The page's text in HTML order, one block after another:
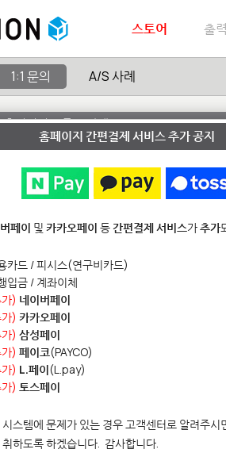
스토어 출
1:1 문의 A/S 사례
출력서비스 종료 안내
력******
류***
타**************
홈페이지 간편결제 서비스 추가 공지
페이 및 카카오페이 등간편결제 서비스가추가
카드 / 피시스(연구비카드)
입금 / 계좌이체
) 네이버페이
) 카카오페이
) 삼성페이
) 페이코(PAYCO)
) L.페이(L.pay)
) 토스페이
시스템에 문제가 있는 경우 고객센터로 알려주시
취하도록 하겠습니다. 감사합니다.